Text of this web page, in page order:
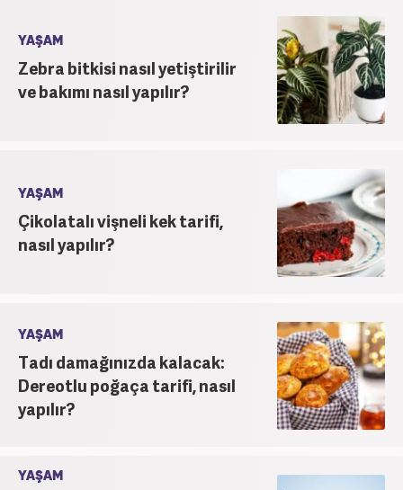
YAŞAM
Zebra bitkisi nasıl yetiştirilir
ve bakımı nasıl yapılır?
YAŞAM
Çikolatalı vişneli kek tarifi,
nasıl yapılır?
YAŞAM
Tadı damağınızda kalacak:
Dereotlu poğaça tarifi, nasıl
yapılır?
YAŞAM